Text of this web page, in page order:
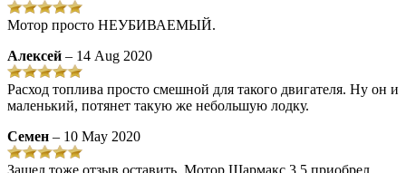
Мотор просто НЕУБИВАЕМЫЙ.
Алексей – 14 Aug 2020
Расход топлива просто смешной для такого двигателя. Ну он и
маленький, потянет такую же небольшую лодку.
Семен – 10 May 2020
Зашел тоже отзыв оставить. Мотор Шармакс 3,5 приобрел